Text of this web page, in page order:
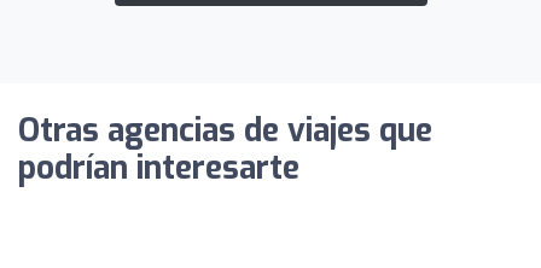
Otras agencias de viajes que
podrían interesarte